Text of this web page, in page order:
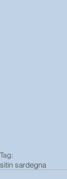
Tag:
sitin sardegna